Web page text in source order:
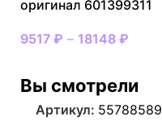
оригинал 601399311
9517 ₽ – 18148 ₽
Вы смотрели
Артикул: 55788589